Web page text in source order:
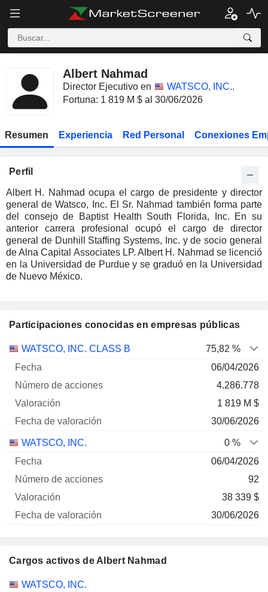
Albert Nahmad
Director Ejecutivo en WATSCO, INC..
Fortuna: 1 819 M $ al 30/06/2026
Resumen Experiencia Red Personal Conexiones
Perfil
Albert H. Nahmad ocupa el cargo de presidente y director
general de Watsco, Inc. El Sr. Nahmad también forma parte
del consejo de Baptist Health South Florida, Inc. En su
anterior carrera profesional ocupó el cargo de director
general de Dunhill Staffing Systems, Inc. y de socio general
de Alna Capital Associates LP. Albert H. Nahmad se licenció
en la Universidad de Purdue y se graduó en la Universidad
de Nuevo México.
Participaciones conocidas en empresas públicas
Empresa
Número
valoración
WATSCO, INC. CLASS B
75,82 %
06/04/2026
4.286.778
1 819 M $
30/06/2026
WATSCO, INC.
0 %
06/04/2026
92
38 339 $
30/06/2026
Cargos activos de Albert Nahmad
Empresas Cargo
WATSCO, INC.